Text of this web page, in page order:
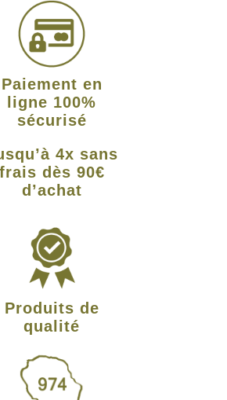
Paiement en
ligne 100%
sécurisé
4x sans
frais dès 90€
d’achat
Produits de
qualité